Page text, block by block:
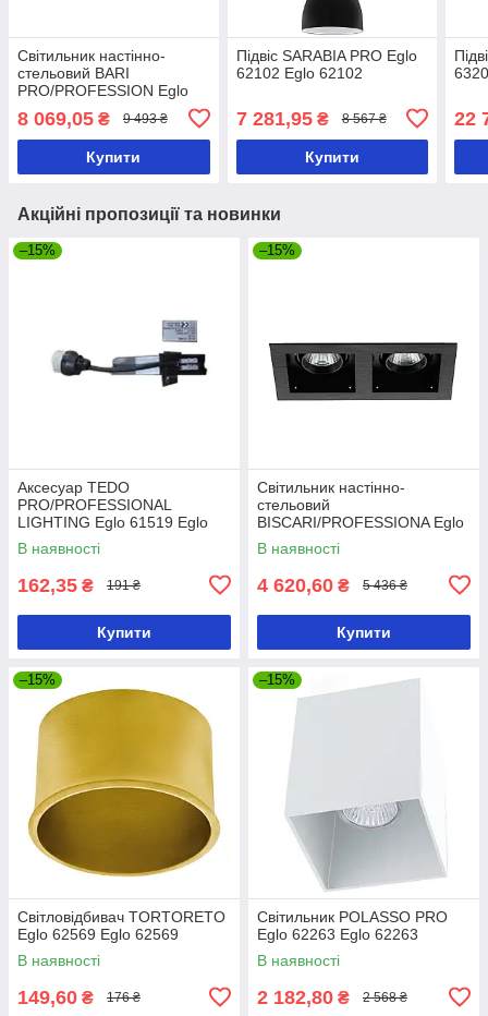
Світильник настінно-
стельовий BARI
PRO/PROFESSION Eglo
8 069,05 ₴ 9 493 ₴
Купити
Підвіс SARABIA PRO Eglo
62102 Eglo 62102
7 281,95₴ 8 567 ₴
Купити
22
Акційні пропозиції та новинки
–15%
Аксесуар TEDO
PRO/PROFESSIONAL
LIGHTING Eglo 61519 Eglo
61519
В наявності
162,35 ₴ 191 ₴
Купити
–15%
Світильник настінно-
стельовий
BISCARI/PROFESSIONA Eglo
61616 Eglo 61616
В наявності
4 620,60 ₴ 5 436 ₴
Купити
–15%
Світловідбивач TORTORETO
Eglo 62569 Eglo 62569
В наявності
149,60 ₴ 176 ₴
–15%
Світильник POLASSO PRO
Eglo 62263 Eglo 62263
В наявності
2 182,80 ₴ 2 568 ₴